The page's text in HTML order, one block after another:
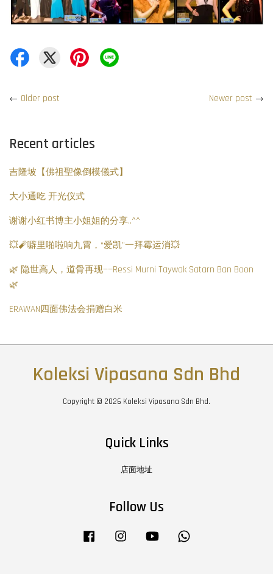
← Older post Newer post →
Recent articles
吉隆坡【佛祖聖像倒模儀式】
大小通吃 开光仪式
谢谢小红书博主小姐姐的分享..^^
💥🧨噼里啪啦响九霄，“爱凯”一拜霉运消💥
🌿 隐世高人，道骨再现——Ressi Murni Taywak Satarn Ban Boon
🌿
ERAWAN四面佛法会捐赠白米
Koleksi Vipasana Sdn Bhd
Copyright © 2026 Koleksi Vipasana Sdn Bhd.
Quick Links
店面地址
Follow Us
Facebook Instagram YouTube